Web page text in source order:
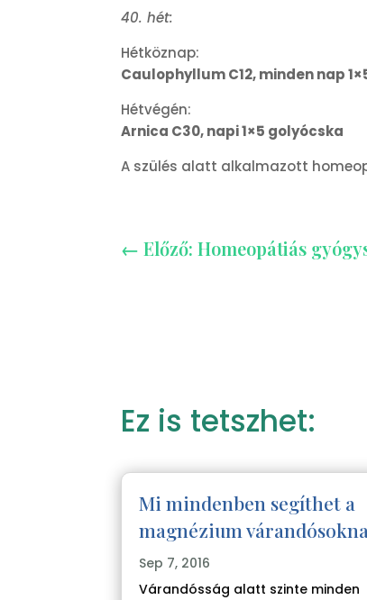
40. hét:
Hétköznap:
Caulophyllum C12, minden nap
Hétvégén:
Arnica C30, napi 1×5 golyócska
A szülés alatt alkalmazott
←Előző: Homeopátiás
Ez is tetszhet:
Mi mindenben segíthet a
magnézium
Sep 7, 2016
Várandósság alatt szinte minden